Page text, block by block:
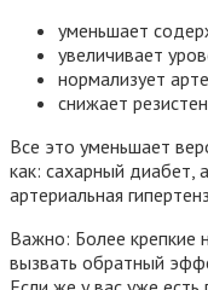
уменьшает
увеличивает
нормализует
снижает
Все это уменьшает
как: сахарный диабет,
артериальная
Важно: Более крепкие
вызвать обратный